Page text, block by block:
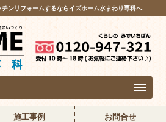
ンリフォームするならイズホーム水まわり専科へ
施工事例 お問合せ